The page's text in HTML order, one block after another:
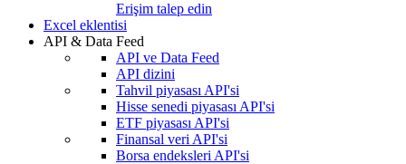
Erişim talep edin
Excel eklentisi
API & Data Feed
API ve Data Feed
API dizini
Tahvil piyasası API'si
Hisse senedi piyasası API'si
ETF piyasası API'si
Finansal veri API'si
Borsa endeksleri API'si